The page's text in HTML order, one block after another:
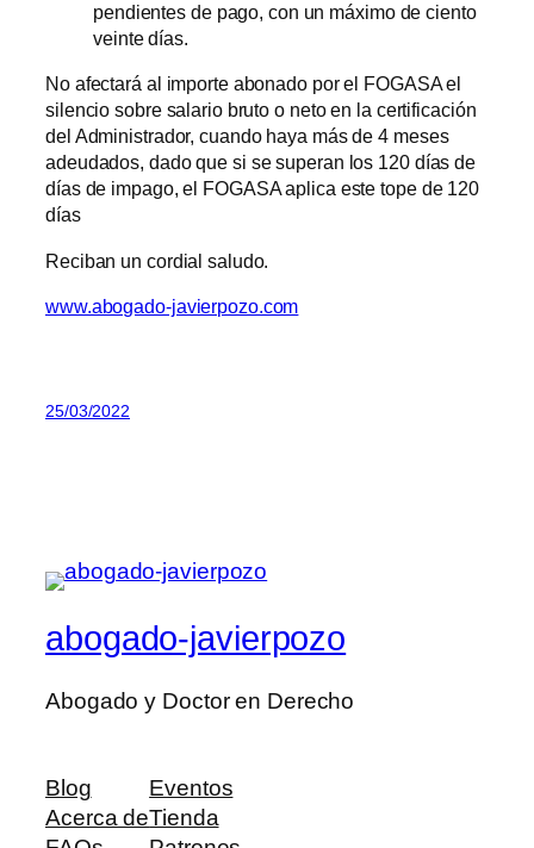
pendientes de pago, con un máximo de ciento
veinte días.
No afectará al importe abonado por el FOGASA el
silencio sobre salario bruto o neto en la certificación
del Administrador, cuando haya más de 4 meses
adeudados, dado que si se superan los 120 días de
días de impago, el FOGASA aplica este tope de 120
días
Reciban un cordial saludo.
www.abogado-javierpozo.com
25/03/2022
abogado-javierpozo
Abogado y Doctor en Derecho
Blog
Acerca de
Eventos
Tienda